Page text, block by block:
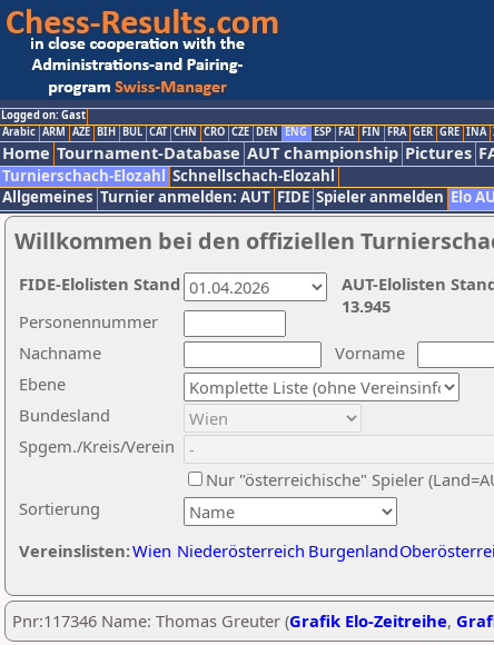
Logged on: Gast
Arabic ARM AZE BIH BUL CAT CHN CRO CZE DEN ENG ESP FAI FIN FRA GER GRE INA
Home Tournament-Database AUT championship Pictures
Turnierschach-Elozahl Schnellschach-Elozahl
Allgemeines Turnier anmelden: AUT FIDE Spieler anmelden Elo
Willkommen bei den offiziellen
Nachname
Vorname
Ebene
Sortierung
Personennummer
Bundesland
Spgem./Kreis/Verein
Nur "österreichische" Spieler
Vereinslisten:Wien Niederösterreich Burgenland
AUT-Elolisten
13.945
FIDE-Elolisten Stand
Pnr:117346 Name: Thomas Greuter (Grafik Elo-Zeitreihe,